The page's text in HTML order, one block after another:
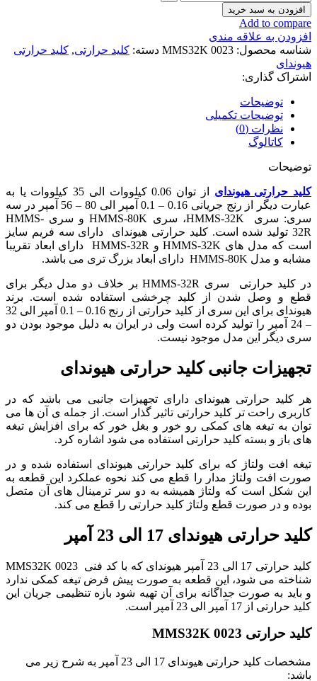
افزودن به سبد خرید
Add to compare
افزودن به علاقه مندی
شناسه محصول: MMS32K 0023 دسته: کلید حرارتی, کلید حرارتی
هیوندای
اشتراک گذاری:
توضیحات
توضیحات تکمیلی
نظرات (0)
کاتالوگ
توضیحات
کلید حرارتی هیوندای
از توان 0.06 کیلووات الی 35 کیلووات یا به
عبارت دیگر از رنج جریانی 0.16 – 0.1 آمپر الی 80 – 56 آمپر در سه
سری: سری HMMS-32K، سری HMMS-80K و سری HMMS-
32R تولید شده است. کلید حرارتی هیوندای دارای سه فریم سایز
است که مدل های HMMS-32K و HMMS-32R دارای ابعاد تقریبا
مشابه و مدل HMMS-80K دارای ابعاد بزرگ تری می باشد.
در کلید حرارتی سری HMMS-32R بر خلاف دو مدل دیگر برای
قطع و وصل شدن از کلید چرخشی استفاده شده است. برند
هیوندای برای این سری از کلید حرارتی از رنج 0.16 – 0.1 آمپر الی 32
– 24 آمپر را تولید کرده است ولی در ایران به دلیل موجود بودن دو
سری دیگر این مدل موجود نیست.
تجهیزات جانبی کلید حرارتی هیوندای
هر کلید حرارتی هیوندای دارای تجهیزات جانبی می باشد که در
کاربری راحت تر کلید حرارتی تاثیر گذار است. از جمله ی آن ها می
توان به تیغه های کمکی رو خور و بغل خور که برای افزایش تیغه
های باز و بسته کلید حرارتی استفاده می شود اشاره کرد.
تیغه افت ولتاژ که برای کلید حرارتی هیوندای استفاده شده و در
صورت افت ولتاژ مدار را قطع می کند نحوه عملکرد این قطعه به
این شکل است که ولتاژ همیشه به دو سر ترمینال های آن متصل
بوده و در صورت قطع ولتاژ کلید حرارتی را قطع می کند.
کلید حرارتی هیوندای 17 الی 23 آمپر
کلید حرارتی 17 الی 23 آمپر هیوندای که با کد فنی MMS32K 0023
شناخته می شود، این قطعه به صورت پیش فرض تیغه کمکی ندارد
و باید به صورت جداگانه برای آن تهیه شود بازه تنظیمی جریان این
کلید حرارتی از 17 آمپر الی 23 آمپر است.
کلید حرارتی MMS32K 0023
مشخصات کلید حرارتی هیوندای 17 الی 23 آمپر به شرح زیر می
باشد: